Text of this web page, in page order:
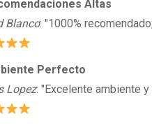
Altas
Blanco: "1000%
Perfecto
Lopez: "Excelente ambiente